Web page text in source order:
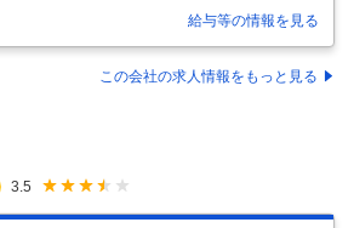
】 ・市場で発生する製品不具合の根本原因を徹
や再発防止に向けた性能・信憑性評価の策定、
LIXILの品質を支える重要なミッションを推進
一員として、組織全体の品質向上、品質技術の
品のモノづくりプロセス(企画⇒設計⇒検証⇒品
給与等の情報を見る
この会社の求人情報をもっと見る
3.5